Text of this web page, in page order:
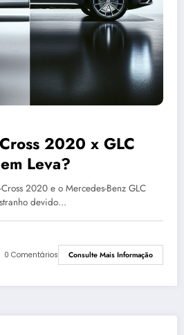
2020 x GLC
Leva?
2020 e o Mercedes-Benz GLC
devido…
0 Comentários Consulte Mais Informação